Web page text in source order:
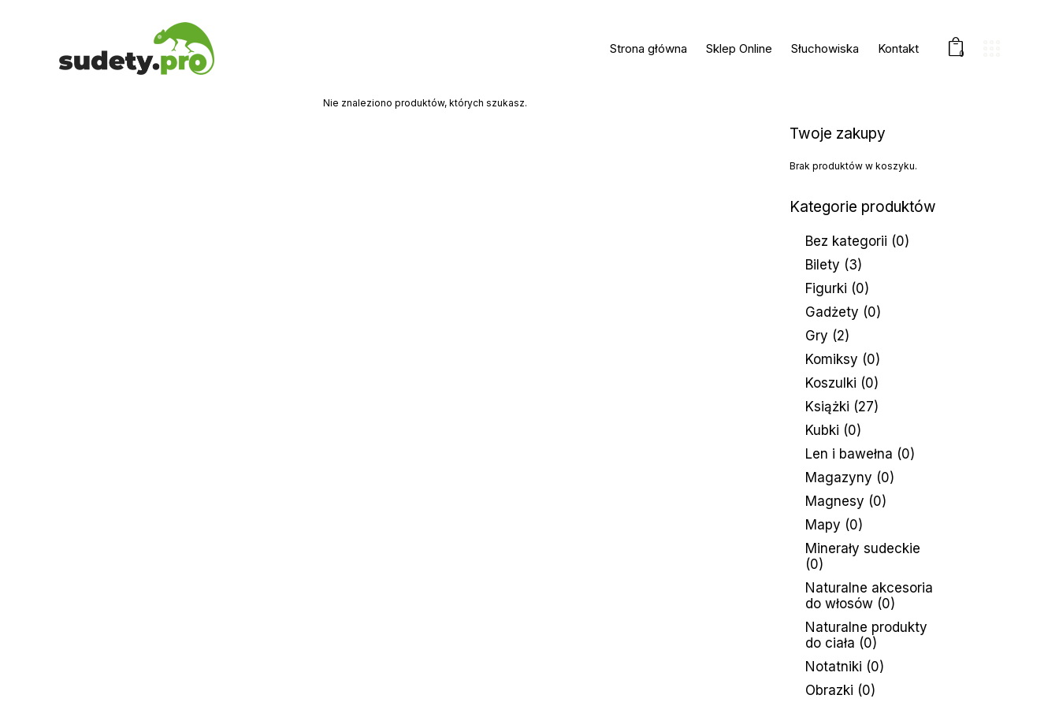
Strona główna Sklep Online Słuchowiska Kontakt 0
Nie znaleziono produktów, których szukasz.
Twoje zakupy
Brak produktów w koszyku.
Kategorie produktów
Bez kategorii (0)
Bilety (3)
Figurki (0)
Gadżety (0)
Gry (2)
Komiksy (0)
Koszulki (0)
Książki (27)
Kubki (0)
Len i bawełna (0)
Magazyny (0)
Magnesy (0)
Mapy (0)
Minerały sudeckie
(0)
Naturalne akcesoria
do włosów (0)
Naturalne produkty
do ciała (0)
Notatniki (0)
Obrazki (0)